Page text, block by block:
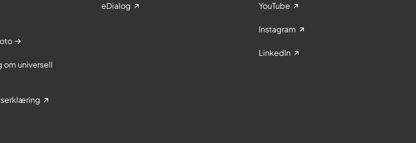
universell
eDialog YouTube
Instagram
LinkedIn